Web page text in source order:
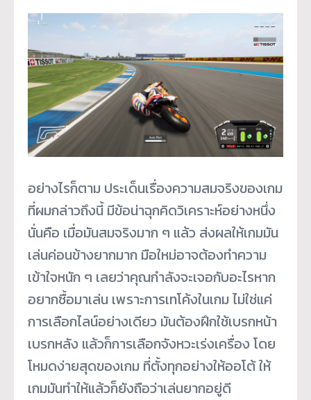
อย่างไรก็ตาม ประเด็นเรื่องความสมจริงของเกม
ที่ผมกล่าวถึงนี้ มีข้อน่าฉุกคิดวิเคราะห์อย่างหนึ่ง
นั่นคือ เมื่อมันสมจริงมาก ๆ แล้ว ส่งผลให้เกมมัน
เล่นค่อนข้างยากมาก มือใหม่อาจต้องทำความ
เข้าใจหนัก ๆ เลยว่าคุณกำลังจะเจอกับอะไรหาก
อยากซื้อมาเล่น เพราะการเทโค้งในเกม ไม่ใช่แค่
การเลือกไลน์อย่างเดียว มันต้องฝึกใช้เบรกหน้า
เบรกหลัง แล้วก็การเลือกจังหวะเร่งเครื่อง โดย
โหมดง่ายสุดของเกม ที่ตั้งทุกอย่างให้ออโต้ ให้
เกมมันทำให้แล้วก็ยังถือว่าเล่นยากอยู่ดี